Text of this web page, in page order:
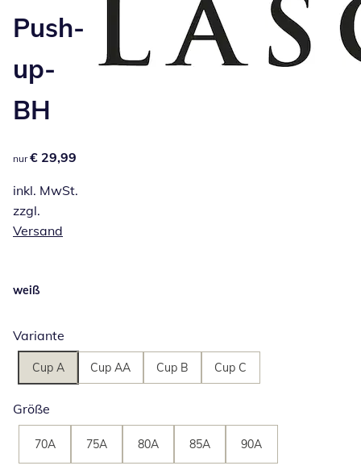
Push-
up-
BH
€ 29,99
nur € 29,99
inkl. MwSt.
zzgl.
Versand
weiß
Variante
Cup A Cup AA Cup B Cup C
Größe
70A 75A 80A 85A 90A